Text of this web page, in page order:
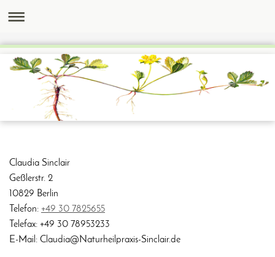
Claudia Sinclair
Geßlerstr. 2
10829 Berlin
Telefon: +49 30 7825655
Telefax: +49 30 78953233
E-Mail: Claudia@Naturheilpraxis-Sinclair.de